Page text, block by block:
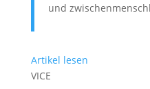
und
Artikel lesen
VICE